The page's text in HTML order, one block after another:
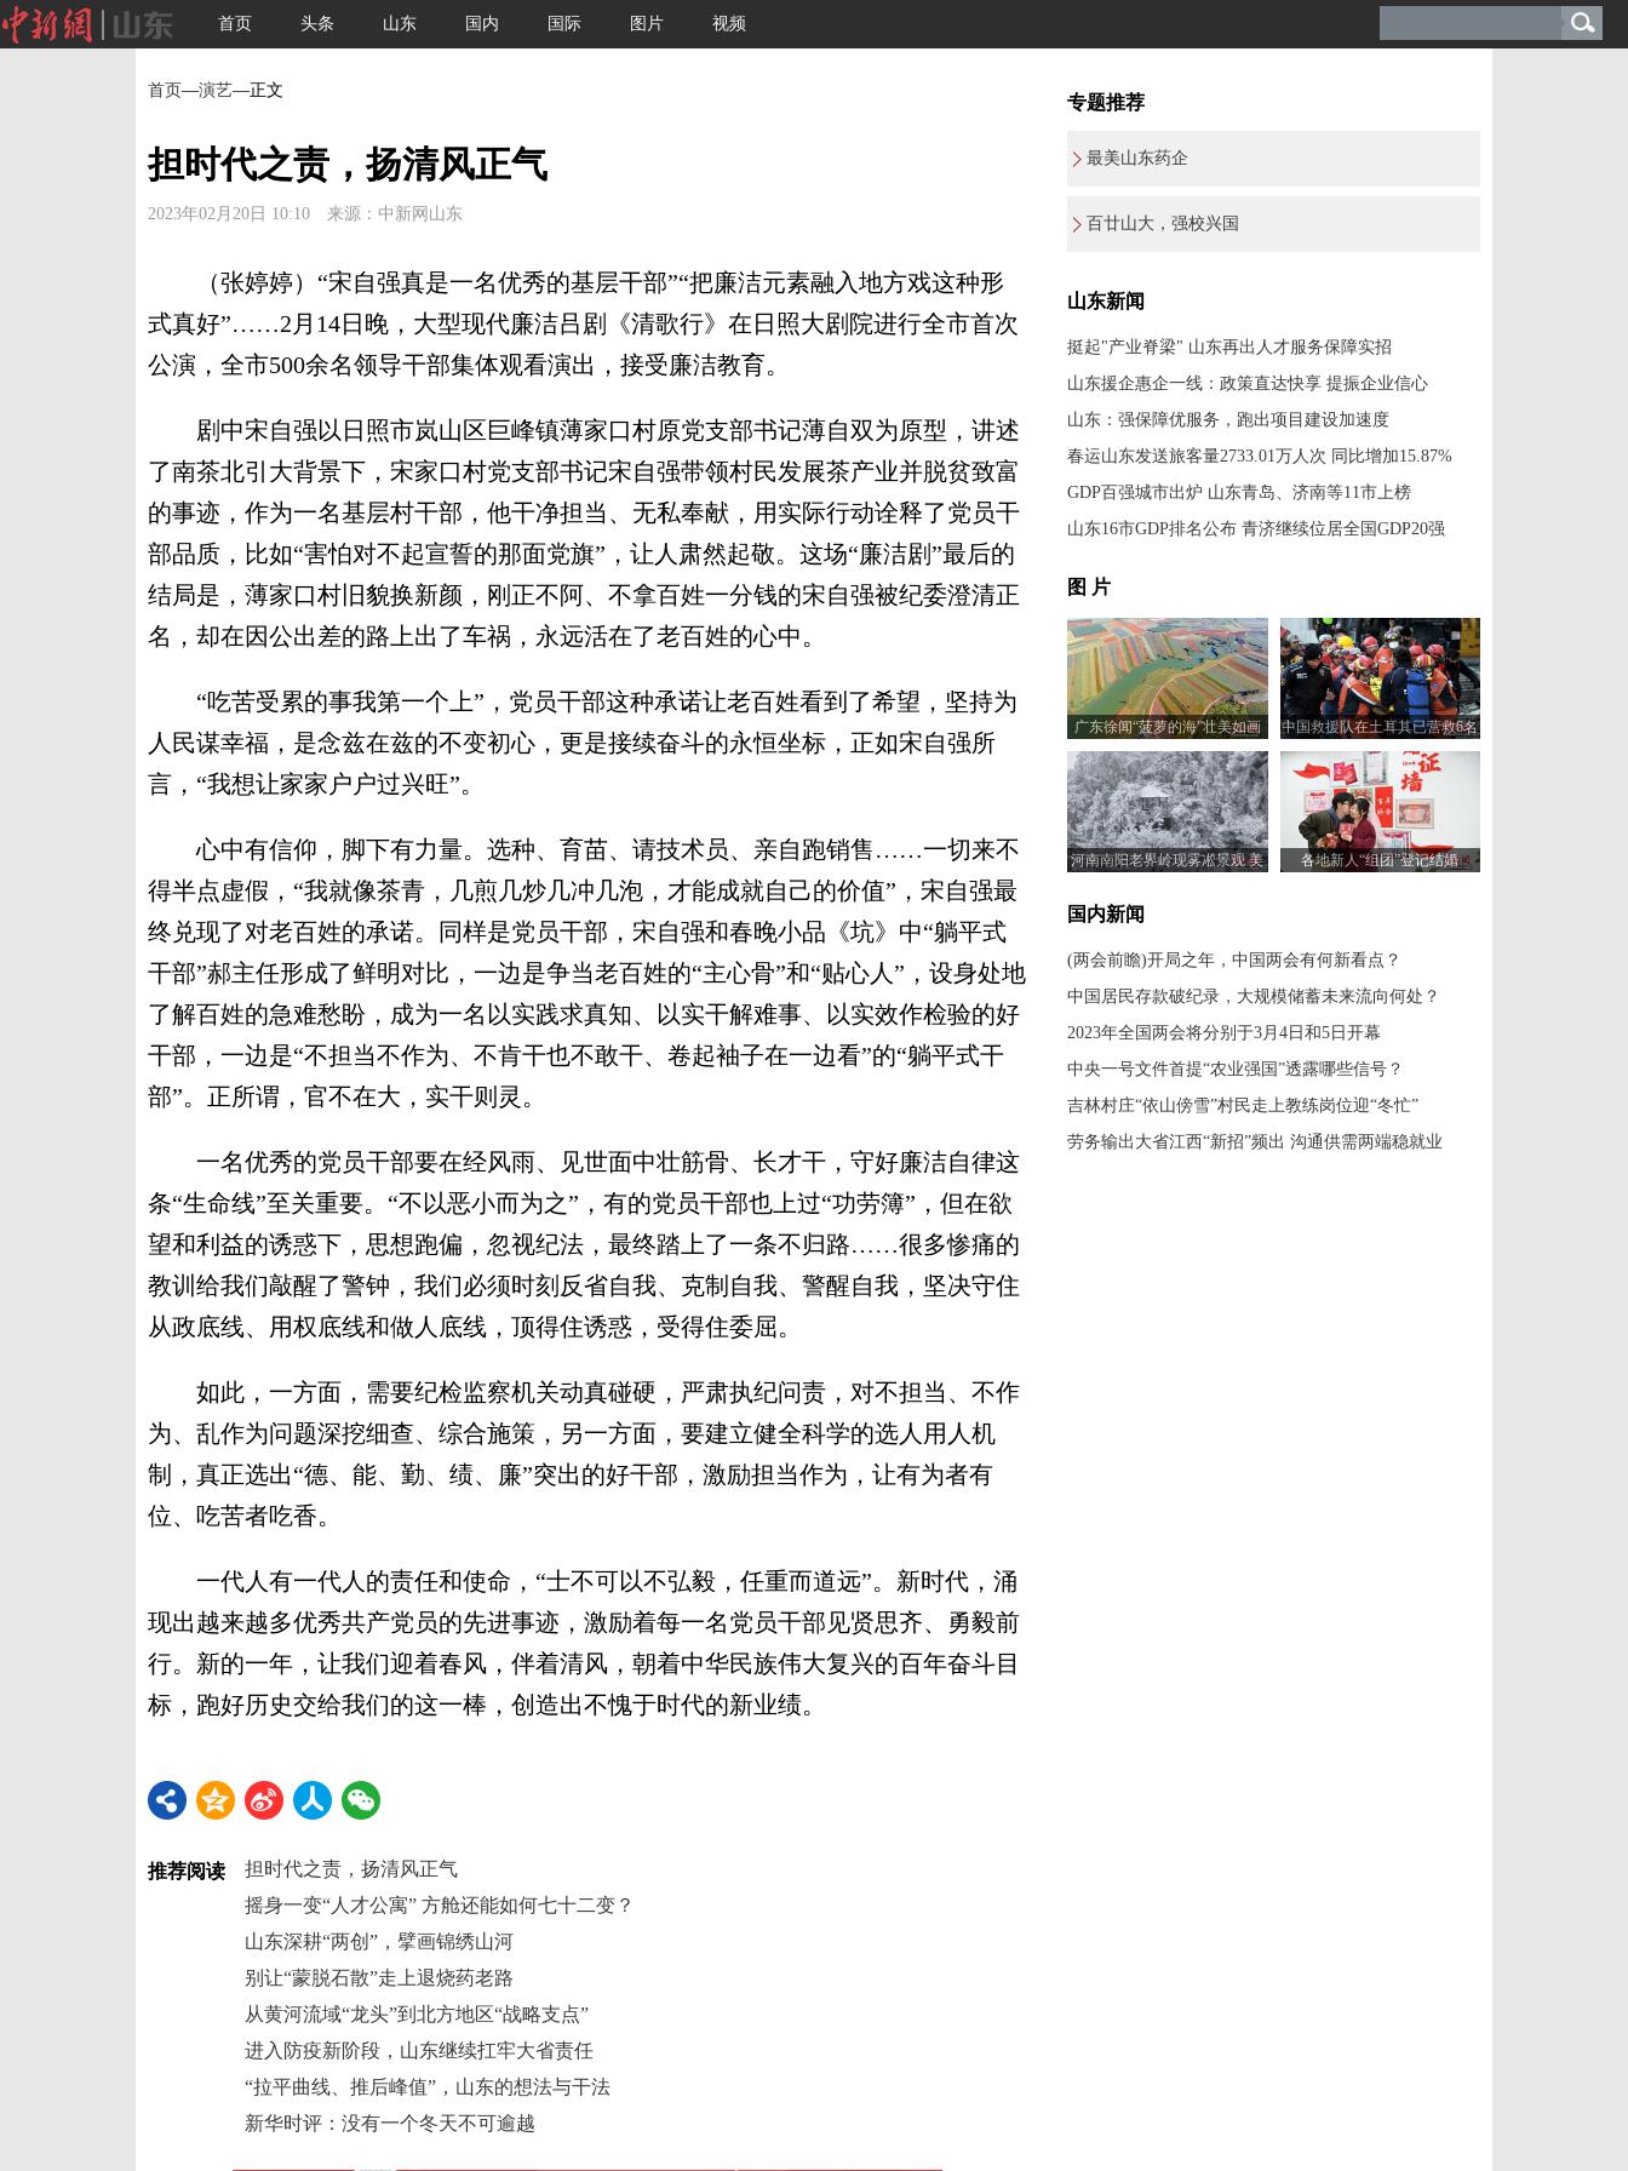
首页 头条 山东 国内 国际 图片 视频
首页—演艺—正文
担时代之责，扬清风正气
2023年02月20日 10:10 来源：中新网山东
（张婷婷）“宋自强真是一名优秀的基层干部”“把廉洁元素融入地方戏这种形
式真好”……2月14日晚，大型现代廉洁吕剧《清歌行》在日照大剧院进行全市首次
公演，全市500余名领导干部集体观看演出，接受廉洁教育。
剧中宋自强以日照市岚山区巨峰镇薄家口村原党支部书记薄自双为原型，讲述
了南茶北引大背景下，宋家口村党支部书记宋自强带领村民发展茶产业并脱贫致富
的事迹，作为一名基层村干部，他干净担当、无私奉献，用实际行动诠释了党员干
部品质，比如“害怕对不起宣誓的那面党旗”，让人肃然起敬。这场“廉洁剧”最后的
结局是，薄家口村旧貌换新颜，刚正不阿、不拿百姓一分钱的宋自强被纪委澄清正
名，却在因公出差的路上出了车祸，永远活在了老百姓的心中。
“吃苦受累的事我第一个上”，党员干部这种承诺让老百姓看到了希望，坚持为
人民谋幸福，是念兹在兹的不变初心，更是接续奋斗的永恒坐标，正如宋自强所
言，“我想让家家户户过兴旺”。
心中有信仰，脚下有力量。选种、育苗、请技术员、亲自跑销售……一切来不
得半点虚假，“我就像茶青，几煎几炒几冲几泡，才能成就自己的价值”，宋自强最
终兑现了对老百姓的承诺。同样是党员干部，宋自强和春晚小品《坑》中“躺平式
干部”郝主任形成了鲜明对比，一边是争当老百姓的“主心骨”和“贴心人”，设身处地
了解百姓的急难愁盼，成为一名以实践求真知、以实干解难事、以实效作检验的好
干部，一边是“不担当不作为、不肯干也不敢干、卷起袖子在一边看”的“躺平式干
部”。正所谓，官不在大，实干则灵。
一名优秀的党员干部要在经风雨、见世面中壮筋骨、长才干，守好廉洁自律这
条“生命线”至关重要。“不以恶小而为之”，有的党员干部也上过“功劳簿”，但在欲
望和利益的诱惑下，思想跑偏，忽视纪法，最终踏上了一条不归路……很多惨痛的
教训给我们敲醒了警钟，我们必须时刻反省自我、克制自我、警醒自我，坚决守住
从政底线、用权底线和做人底线，顶得住诱惑，受得住委屈。
如此，一方面，需要纪检监察机关动真碰硬，严肃执纪问责，对不担当、不作
为、乱作为问题深挖细查、综合施策，另一方面，要建立健全科学的选人用人机
制，真正选出“德、能、勤、绩、廉”突出的好干部，激励担当作为，让有为者有
位、吃苦者吃香。
一代人有一代人的责任和使命，“士不可以不弘毅，任重而道远”。新时代，涌
现出越来越多优秀共产党员的先进事迹，激励着每一名党员干部见贤思齐、勇毅前
行。新的一年，让我们迎着春风，伴着清风，朝着中华民族伟大复兴的百年奋斗目
标，跑好历史交给我们的这一棒，创造出不愧于时代的新业绩。
推荐阅读
担时代之责，扬清风正气
摇身一变“人才公寓” 方舱还能如何七十二变？
山东深耕“两创”，擘画锦绣山河
别让“蒙脱石散”走上退烧药老路
从黄河流域“龙头”到北方地区“战略支点”
进入防疫新阶段，山东继续扛牢大省责任
“拉平曲线、推后峰值”，山东的想法与干法
新华时评：没有一个冬天不可逾越
专题推荐
最美山东药企
百廿山大，强校兴国
山东新闻
挺起"产业脊梁" 山东再出人才服务保障实招
山东援企惠企一线：政策直达快享 提振企业信心
山东：强保障优服务，跑出项目建设加速度
春运山东发送旅客量2733.01万人次 同比增加15.87%
GDP百强城市出炉 山东青岛、济南等11市上榜
山东16市GDP排名公布 青济继续位居全国GDP20强
图 片
广东徐闻“菠萝的海”壮美如画
中国救援队在土耳其已营救6名
被困者
河南南阳老界岭现雾凇景观 美
各地新人“组团”登记结婚
国内新闻
(两会前瞻)开局之年，中国两会有何新看点？
中国居民存款破纪录，大规模储蓄未来流向何处？
2023年全国两会将分别于3月4日和5日开幕
中央一号文件首提“农业强国”透露哪些信号？
吉林村庄“依山傍雪”村民走上教练岗位迎“冬忙”
劳务输出大省江西“新招”频出 沟通供需两端稳就业